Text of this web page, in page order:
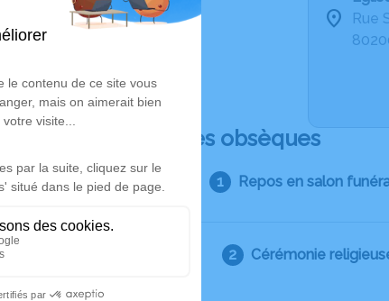
Rue
Déroulé des obsèques
Repos en salon
Cérémonie